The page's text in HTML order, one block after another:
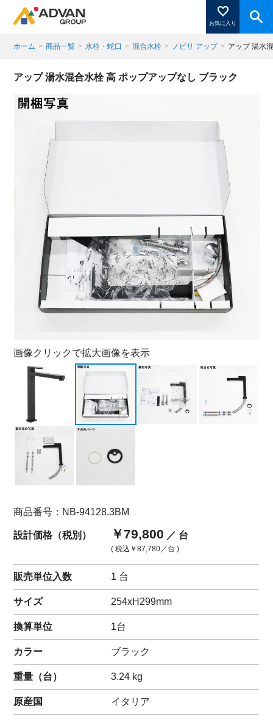
お気に入り
商品ページにある「お気に入り登録」を押すと登録した
ホーム > 商品一覧 > 水栓・蛇口 > 混合水栓 > ノビリ アップ > アップ 湯水
アップ 湯水混合水栓 高 ポップアップなし ブラック
画像クリックで拡大画像を表示
商品番号：NB-94128.3BM
設計価格（税別） ￥79,800 ／ 台
( 税込 ￥87,780 ／台 )
販売単位入数 1 台
サイズ 254xH299mm
換算単位 1台
カラー ブラック
重量（台） 3.24 kg
原産国 イタリア